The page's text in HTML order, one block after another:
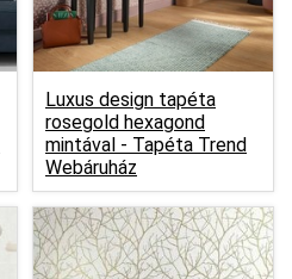
Luxus design tapéta
rosegold hexagond
mintával - Tapéta Trend
Webáruház